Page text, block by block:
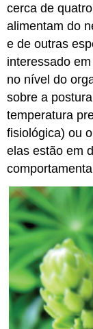
cerca de
alimentam do
e de outras
interessado
no nível do
sobre a
temperatura
fisiológica) ou
elas estão em